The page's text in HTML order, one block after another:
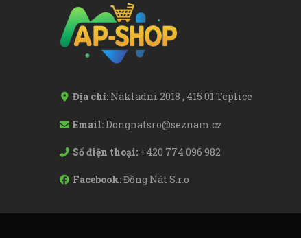
Địa chỉ: Nakladni 2018 , 415 01 Teplice
Email:Dongnatsro@seznam.cz
Số điện thoại: +420 774 096 982
Facebook:Đồng Nát S.r.o